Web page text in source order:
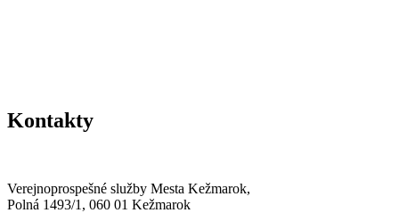
Kontakty
Verejnoprospešné služby Mesta Kežmarok,
Polná 1493/1, 060 01 Kežmarok